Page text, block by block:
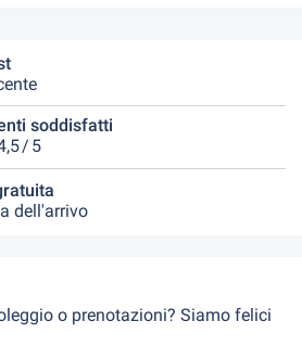
soddisfatti
/ 5
dell'arrivo
o prenotazioni? Siamo felici